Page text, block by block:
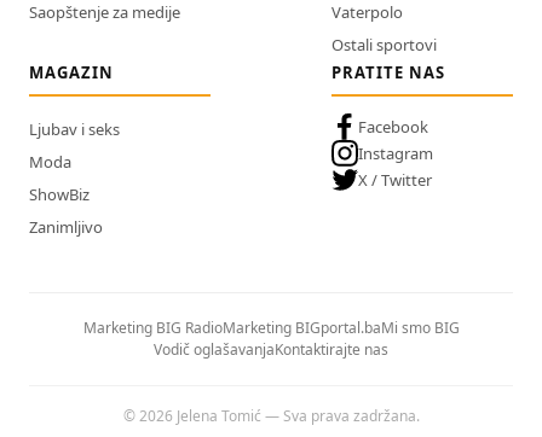
Saopštenje za medije
Vaterpolo
Ostali sportovi
MAGAZIN
Ljubav i seks
Moda
ShowBiz
Zanimljivo
PRATITE NAS
Facebook
Instagram
X / Twitter
Marketing BIG RadioMarketing BIGportal.baMi smo BIG
Vodič oglašavanjaKontaktirajte nas
© 2026 Jelena Tomić — Sva prava zadržana.